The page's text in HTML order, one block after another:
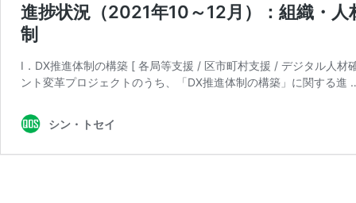
進捗状況（2021年10～12月）：組織・
制
Ⅰ．DX推進体制の構築 [ 各局等支援 / 区市町村支援 / デジタル人
ント変革プロジェクトのうち、「DX推進体制の構築」に関する進
シン・トセイ